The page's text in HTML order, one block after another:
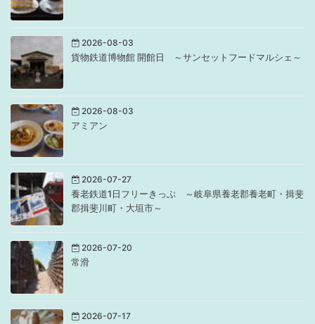
2026-08-03
貨物鉄道博物館 開館日 ～サンセットフードマルシェ～
2026-08-03
アミアン
2026-07-27
養老鉄道1日フリーきっぷ ～岐阜県養老郡養老町・揖斐
郡揖斐川町・大垣市～
2026-07-20
常滑
2026-07-17